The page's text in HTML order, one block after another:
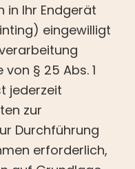
in Ihr Endgerät
eingewilligt
§ 25 Abs. 1
jederzeit
zur
Durchführung
erforderlich,